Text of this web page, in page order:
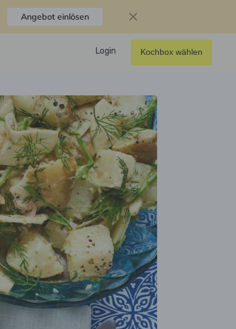
Angebot einlösen
Login Kochbox wählen